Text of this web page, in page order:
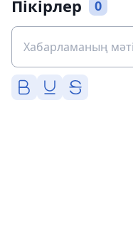
Пікірлер 0